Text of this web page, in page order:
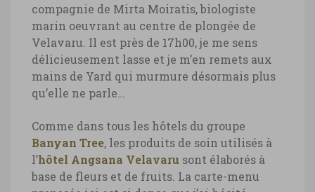
compagnie de Mirta Moiratis, biologiste
marin oeuvrant au centre de plongée de
Velavaru. Il est près de 17h00, je me sens
délicieusement lasse et je m’en remets aux
mains de Yard qui murmure désormais plus
qu’elle ne parle…
Comme dans tous les hôtels du groupe
Banyan Tree, les produits de soin utilisés à
l’hôtel Angsana Velavaru sont élaborés à
base de fleurs et de fruits. La carte-menu